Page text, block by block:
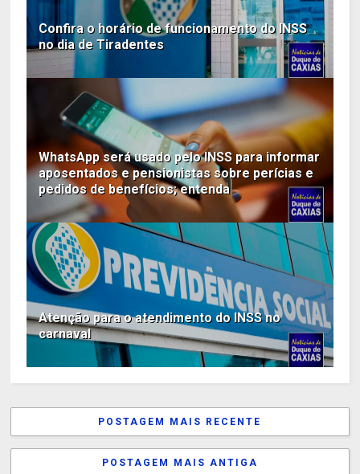
Confira o horário de funcionamento do INSS
no dia de Tiradentes
WhatsApp será usado pelo INSS para informar
aposentados e pensionistas sobre perícias e
pedidos de benefícios; entenda
Atenção para o atendimento do INSS no
carnaval
POSTAGEM MAIS RECENTE
POSTAGEM MAIS ANTIGA